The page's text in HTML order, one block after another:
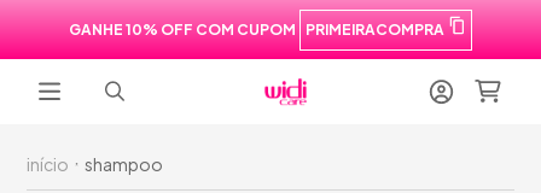
GANHE 10% OFF COM CUPOM PRIMEIRACOMPRA
início shampoo